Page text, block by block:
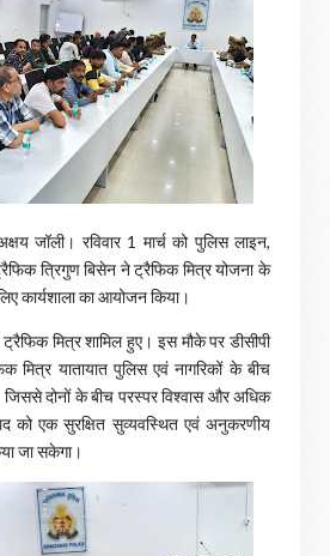
जॉली। रविवार 1 मार्च को पुलिस लाइन,
त्रिगुण बिसेन ने ट्रैफिक मित्र योजना के
कार्यशाला का आयोजन किया।
ट्रैफिक मित्र शामिल हुए। इस मौके पर डीसीपी
मित्र यातायात पुलिस एवं नागरिकों के बीच
दोनों के बीच परस्पर विश्वास और अधिक
को एक सुरक्षित सुव्यवस्थित एवं अनुकरणीय
जा सकेगा।